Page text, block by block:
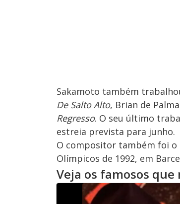
Sakamoto também
De Salto Alto, Brian de
Regresso. O seu último
estreia prevista para junho.
O compositor também foi o
Olímpicos de 1992, em
Veja os famosos